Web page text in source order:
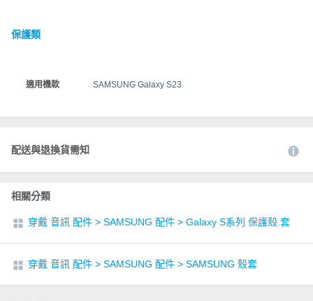
保護類
適用機款 SAMSUNG Galaxy S23
配送與退換貨需知
相關分類
穿戴 音訊 配件 > SAMSUNG 配件 > Galaxy S系列 保護殼.套
穿戴 音訊 配件 > SAMSUNG 配件 > SAMSUNG 殼套